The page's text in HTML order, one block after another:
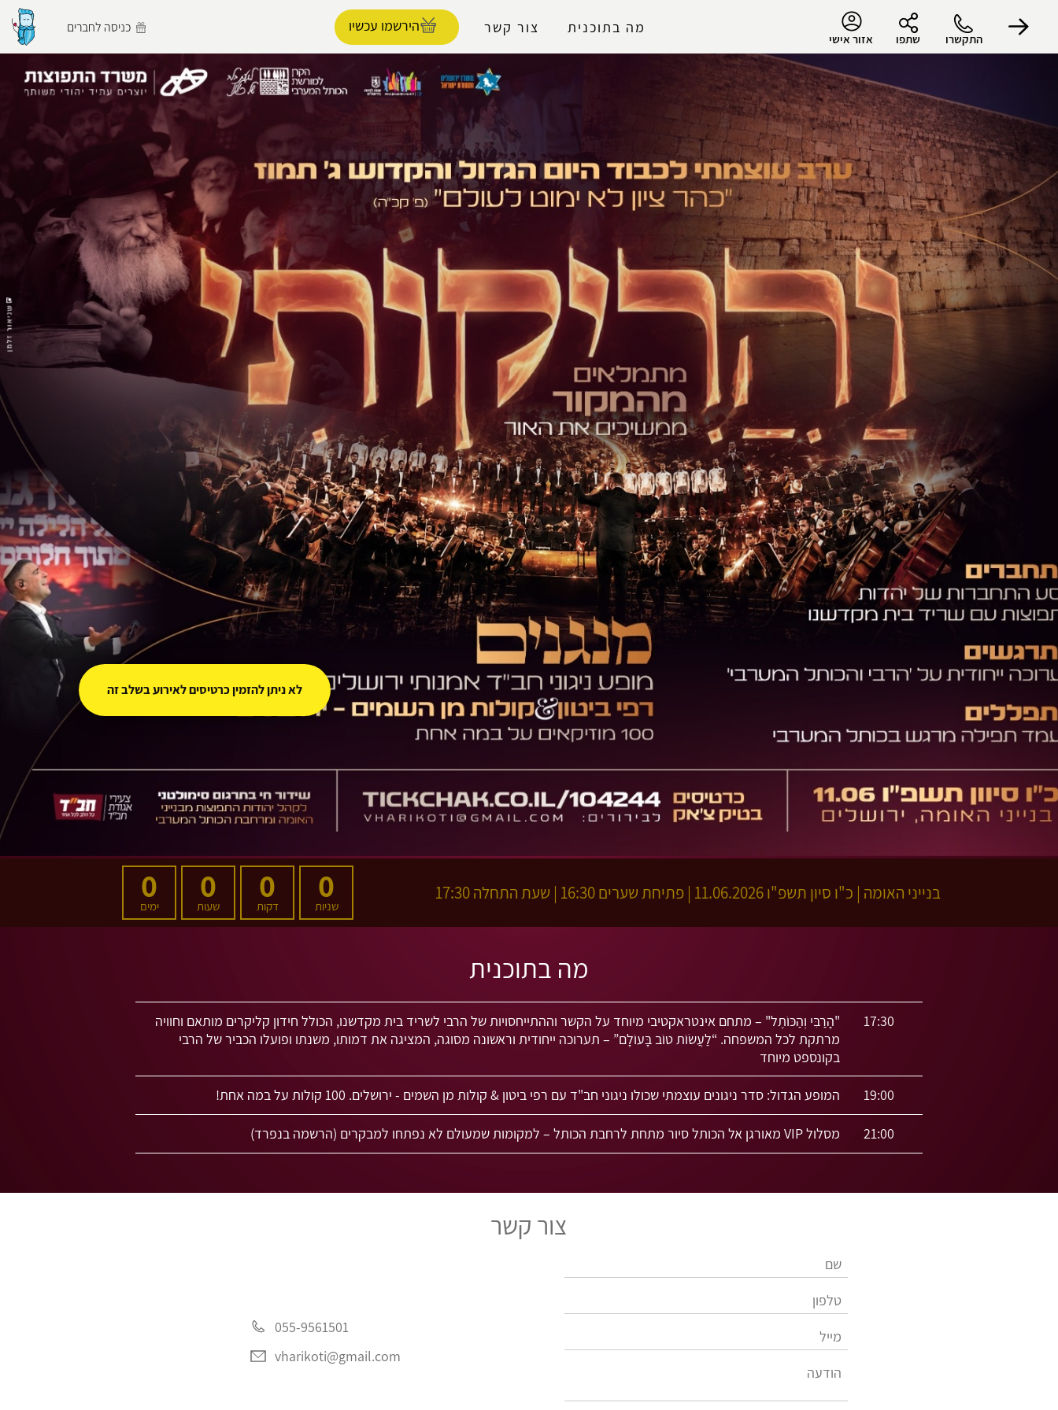
התקשרו שתפו אזור אישי
מה בתוכנית צור קשר הירשמו עכשיו כניסה לחברים
הפרופיל שלי
התנתק
בנייני האומה | כ"ו סיון תשפ"ו11.06.2026 | פתיחת שערים 16:30 | שעת התחלה 17:30 0
שניות
0
דקות
0
שעות
0
ימים
מה בתוכנית
17:30
"הָרַבִּי וְהַכּוֹתֶל" – מתחם אינטראקטיבי מיוחד על הקשר וההתייחסויות של הרבי לשריד בית מקדשנו, הכולל חידון קליקרים מותאם וחוויה
מרתקת לכל המשפחה. “לַעֲשׂוֹת טוֹב בָּעוֹלָם” – תערוכה ייחודית וראשונה מסוגה, המציגה את דמותו, משנתו ופועלו הכביר של הרבי
בקונספט מיוחד
19:00 המופע הגדול: סדר ניגונים עוצמתי שכולו ניגוני חב"ד עם רפי ביטון & קולות מן השמים - ירושלים. 100 קולות על במה אחת!
21:00 מסלול VIP מאורגן אל הכותל סיור מתחת לרחבת הכותל – למקומות שמעולם לא נפתחו למבקרים (הרשמה בנפרד)
צור קשר
055-9561501
vharikoti@gmail.com
לא ניתן להזמין כרטיסים לאירוע בשלב זה